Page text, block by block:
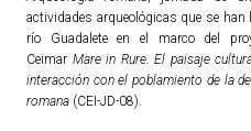
ACTUALIDAD
Noticias
actividades arqueológicas que se han
río Guadalete en el marco del
Ceimar Mare in Rure. El paisaje
interacción con el poblamiento de la
romana (CEI-JD-08).